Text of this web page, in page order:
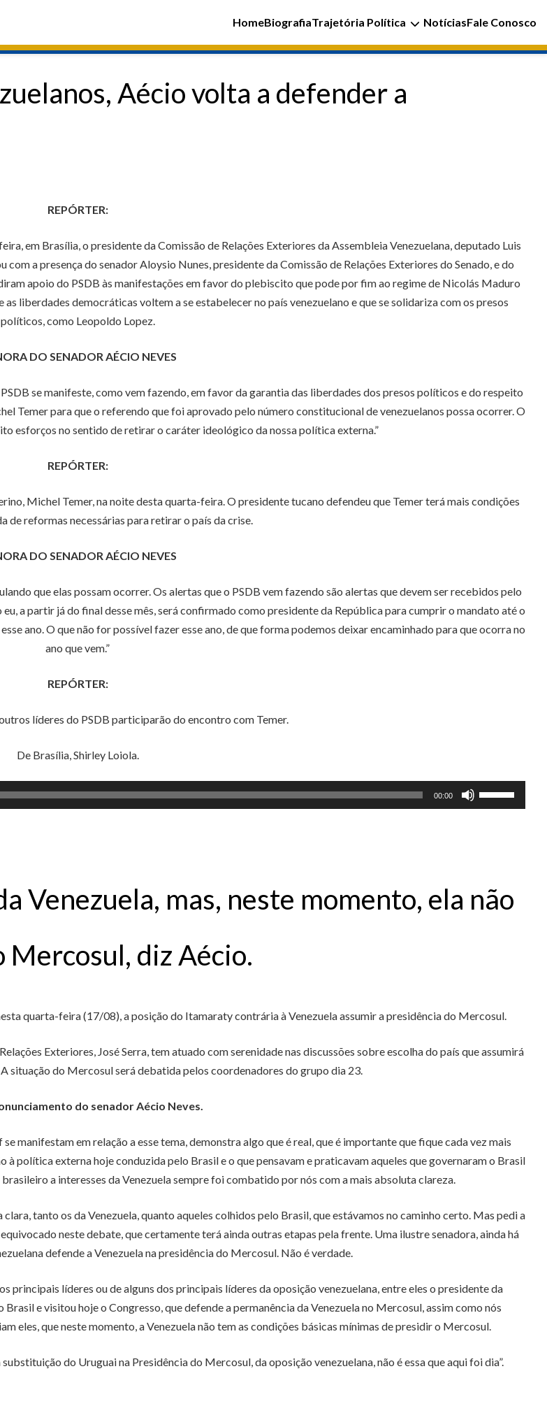
HomeBiografiaTrajetória Política NotíciasFale Conosco
Aécio volta a defender a
REPÓRTER:
em Brasília, o presidente da Comissão de Relações Exteriores da Assembleia Venezuelana, deputado Luis
a presença do senador Aloysio Nunes, presidente da Comissão de Relações Exteriores do Senado, e do
apoio do PSDB às manifestações em favor do plebiscito que pode por fim ao regime de Nicolás Maduro
liberdades democráticas voltem a se estabelecer no país venezuelano e que se solidariza com os presos
políticos, como Leopoldo Lopez.
DO SENADOR AÉCIO NEVES
se manifeste, como vem fazendo, em favor da garantia das liberdades dos presos políticos e do respeito
Temer para que o referendo que foi aprovado pelo número constitucional de venezuelanos possa ocorrer. O
esforços no sentido de retirar o caráter ideológico da nossa política externa.”
REPÓRTER:
Michel Temer, na noite desta quarta-feira. O presidente tucano defendeu que Temer terá mais condições
de reformas necessárias para retirar o país da crise.
DO SENADOR AÉCIO NEVES
que elas possam ocorrer. Os alertas que o PSDB vem fazendo são alertas que devem ser recebidos pelo
a partir já do final desse mês, será confirmado como presidente da República para cumprir o mandato até o
ano. O que não for possível fazer esse ano, de que forma podemos deixar encaminhado para que ocorra no
ano que vem.”
REPÓRTER:
líderes do PSDB participarão do encontro com Temer.
De Brasília, Shirley Loiola.
00:00
Use
as
para
o
Venezuela, mas, neste momento, ela não
Mercosul, diz Aécio.
quarta-feira (17/08), a posição do Itamaraty contrária à Venezuela assumir a presidência do Mercosul.
Exteriores, José Serra, tem atuado com serenidade nas discussões sobre escolha do país que assumirá
situação do Mercosul será debatida pelos coordenadores do grupo dia 23.
do senador Aécio Neves.
manifestam em relação a esse tema, demonstra algo que é real, que é importante que fique cada vez mais
à política externa hoje conduzida pelo Brasil e o que pensavam e praticavam aqueles que governaram o Brasil
a interesses da Venezuela sempre foi combatido por nós com a mais absoluta clareza.
tanto os da Venezuela, quanto aqueles colhidos pelo Brasil, que estávamos no caminho certo. Mas pedi a
neste debate, que certamente terá ainda outras etapas pela frente. Uma ilustre senadora, ainda há
defende a Venezuela na presidência do Mercosul. Não é verdade.
principais líderes ou de alguns dos principais líderes da oposição venezuelana, entre eles o presidente da
e visitou hoje o Congresso, que defende a permanência da Venezuela no Mercosul, assim como nós
eles, que neste momento, a Venezuela não tem as condições básicas mínimas de presidir o Mercosul.
do Uruguai na Presidência do Mercosul, da oposição venezuelana, não é essa que aqui foi dia”.